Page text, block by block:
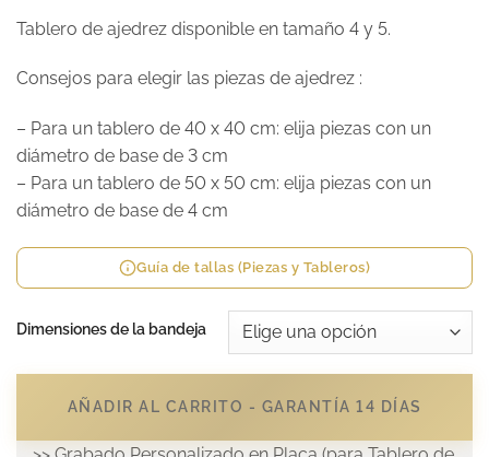
Tablero de ajedrez disponible en tamaño 4 y 5.
Consejos para elegir las piezas de ajedrez :
– Para un tablero de 40 x 40 cm: elija piezas con un
diámetro de base de 3 cm
– Para un tablero de 50 x 50 cm: elija piezas con un
diámetro de base de 4 cm
Guía de tallas (Piezas y Tableros)
Dimensiones de la bandeja
AÑADIR AL CARRITO - GARANTÍA 14 DÍAS